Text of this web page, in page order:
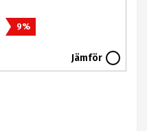
9%
Jämför